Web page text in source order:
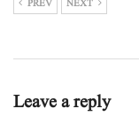
PREV NEXT
Leave a reply